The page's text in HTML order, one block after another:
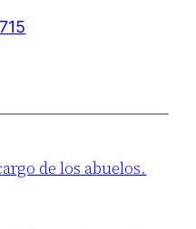
de los abuelos.